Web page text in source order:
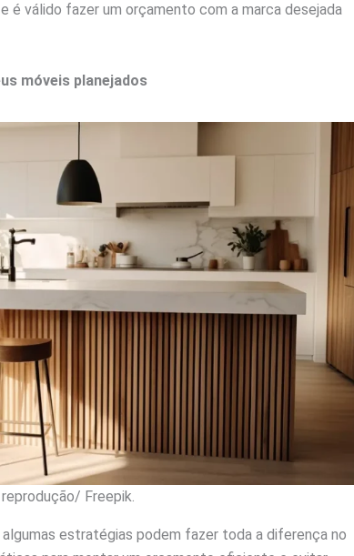
é válido fazer um orçamento com a marca desejada
móveis planejados
Freepik.
algumas estratégias podem fazer toda a diferença no